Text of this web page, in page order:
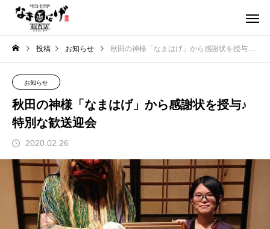
投稿 お知らせ 秋田の神様「なまはげ」から感謝状を授与♪特別な歓送迎会
お知らせ
秋田の神様「なまはげ」から感謝状を授与♪
特別な歓送迎会
2020.02.26